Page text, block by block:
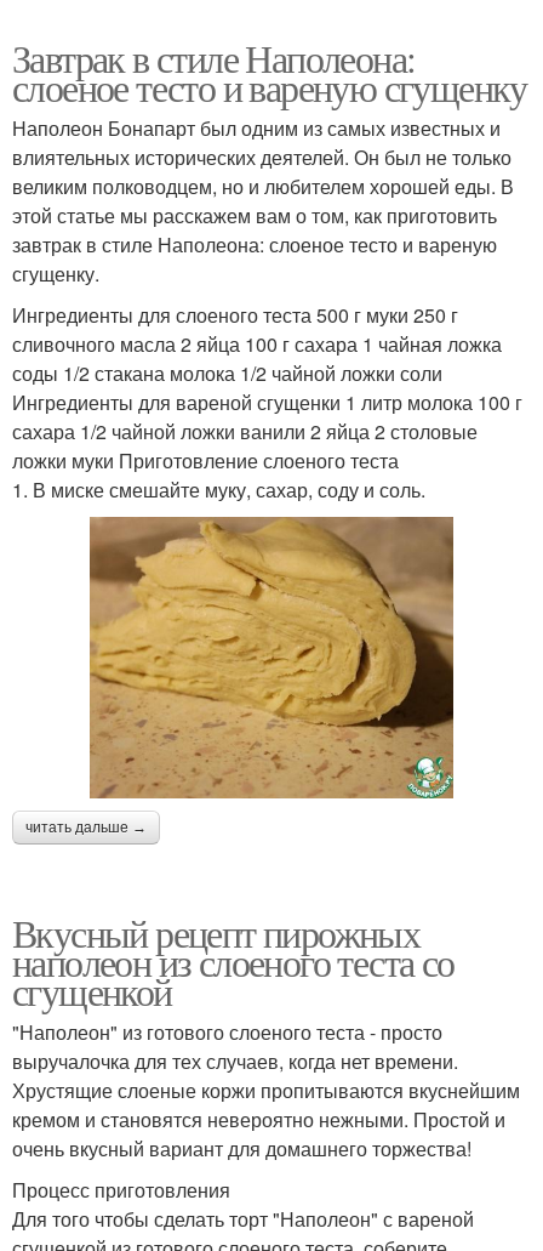
Завтрак в стиле Наполеона:
слоеное тесто и вареную сгущенку
Наполеон Бонапарт был одним из самых известных и
влиятельных исторических деятелей. Он был не только
великим полководцем, но и любителем хорошей еды. В
этой статье мы расскажем вам о том, как приготовить
завтрак в стиле Наполеона: слоеное тесто и вареную
сгущенку.
Ингредиенты для слоеного теста 500 г муки 250 г
сливочного масла 2 яйца 100 г сахара 1 чайная ложка
соды 1/2 стакана молока 1/2 чайной ложки соли
Ингредиенты для вареной сгущенки 1 литр молока 100 г
сахара 1/2 чайной ложки ванили 2 яйца 2 столовые
ложки муки Приготовление слоеного теста
1. В миске смешайте муку, сахар, соду и соль.
читать дальше →
Вкусный рецепт пирожных
наполеон из слоеного теста со
сгущенкой
"Наполеон" из готового слоеного теста - просто
выручалочка для тех случаев, когда нет времени.
Хрустящие слоеные коржи пропитываются вкуснейшим
кремом и становятся невероятно нежными. Простой и
очень вкусный вариант для домашнего торжества!
Процесс приготовления
Для того чтобы сделать торт "Наполеон" с вареной